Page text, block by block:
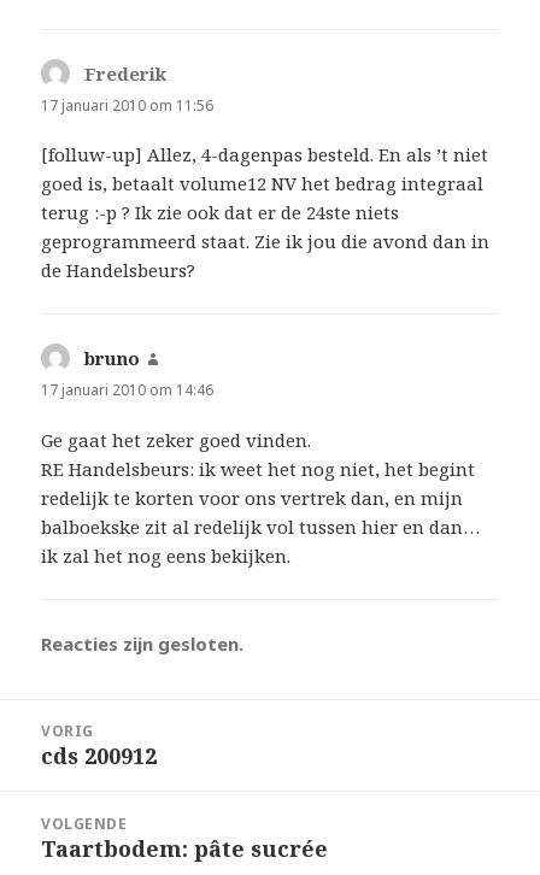
Frederik
17 januari 2010 om 11:56
[folluw-up] Allez, 4-dagenpas besteld. En als ’t niet
goed is, betaalt volume12 NV het bedrag integraal
terug :-p ? Ik zie ook dat er de 24ste niets
geprogrammeerd staat. Zie ik jou die avond dan in
de Handelsbeurs?
bruno
17 januari 2010 om 14:46
Ge gaat het zeker goed vinden.
RE Handelsbeurs: ik weet het nog niet, het begint
redelijk te korten voor ons vertrek dan, en mijn
balboekske zit al redelijk vol tussen hier en dan…
ik zal het nog eens bekijken.
Reacties zijn gesloten.
navigatie
VORIG
Vorig
cds 200912
VOLGENDE
Volgend
Taartbodem: pâte sucrée